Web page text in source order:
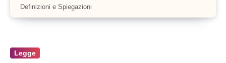
Definizioni e Spiegazioni
Legge